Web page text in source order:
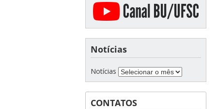
Notícias
Notícias
CONTATOS